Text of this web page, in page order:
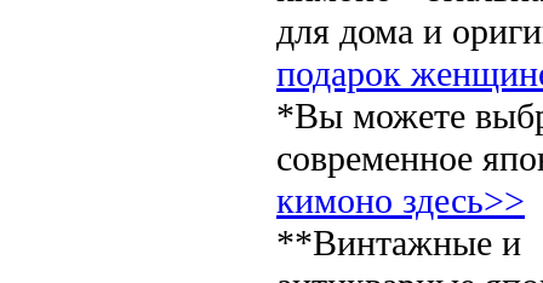
для дома и
подарок
*Вы можете
современное
кимоно здесь>>
**Винтажные и